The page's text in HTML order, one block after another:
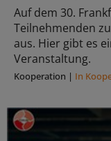
Auf dem 30.
Teilnehmenden
aus. Hier gibt es
Veranstaltung.
Kooperation | In